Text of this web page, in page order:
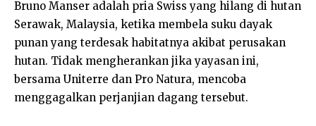
Bruno Manser adalah pria Swiss yang hilang di hutan
Serawak, Malaysia, ketika membela suku dayak
punan yang terdesak habitatnya akibat perusakan
hutan. Tidak mengherankan jika yayasan ini,
bersama Uniterre dan Pro Natura, mencoba
menggagalkan perjanjian dagang tersebut.